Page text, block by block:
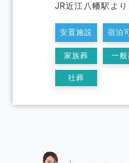
JR近江八幡駅より
安置施設 宿泊
家族葬 一般
社葬